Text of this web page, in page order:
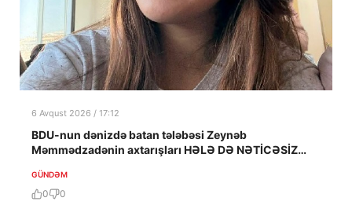
6 Avqust 2026 / 17:12
BDU-nun dənizdə batan tələbəsi Zeynəb
Məmmədzadənin axtarışları HƏLƏ DƏ NƏTİCƏSİZ
GÜNDƏM
0 0